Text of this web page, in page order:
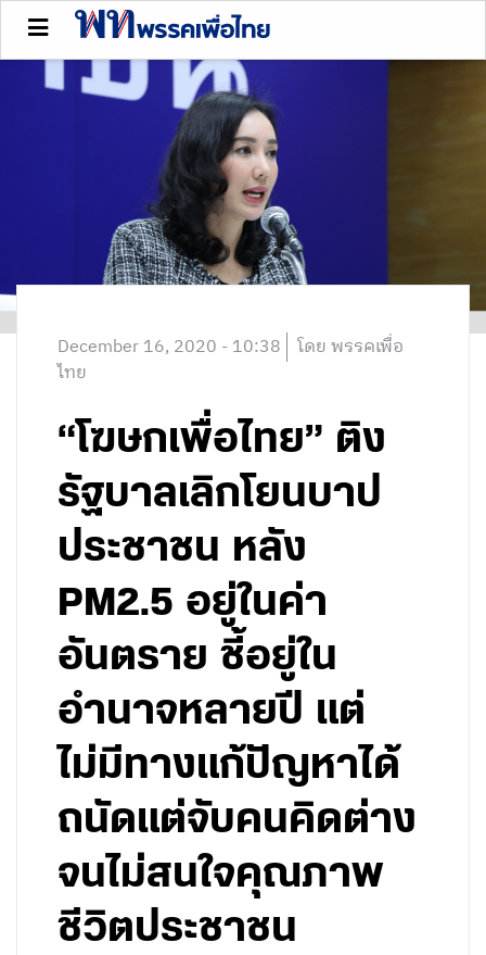
December 16, 2020 - 10:38 โดย พรรคเพื่อ
ไทย
“โฆษกเพื่อไทย” ติง
รัฐบาลเลิกโยนบาป
ประชาชน หลัง
PM2.5 อยู่ในค่า
อันตราย ชี้อยู่ใน
อำนาจหลายปี แต่
ไม่มีทางแก้ปัญหาได้
ถนัดแต่จับคนคิดต่าง
จนไม่สนใจคุณภาพ
ชีวิตประชาชน